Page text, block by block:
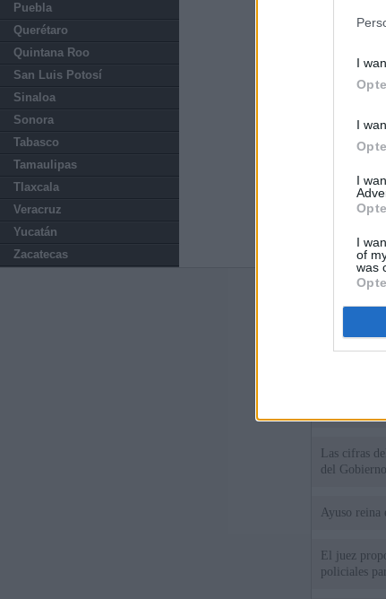
I
I
I
I
of
was
Puebla
Querétaro
Quintana Roo
San Luis Potosí
Sinaloa
Sonora
Tabasco
Tamaulipas
Tlaxcala
Veracruz
Yucatán
Zacatecas
El
que
El
Las cifras
del
Ayuso reina
El juez
policiales